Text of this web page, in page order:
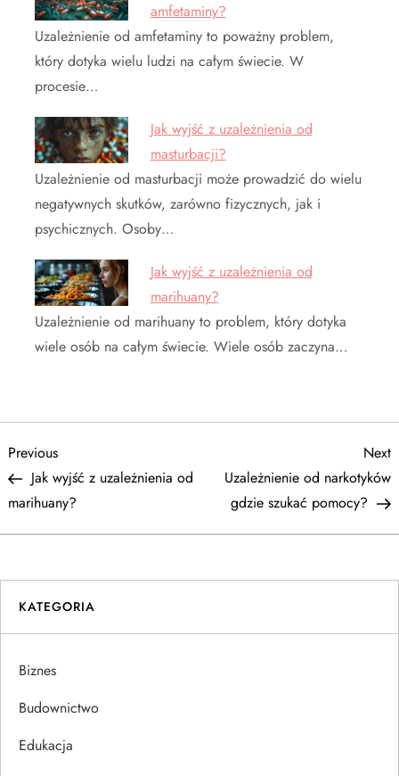
amfetaminy?
Uzależnienie od amfetaminy to poważny problem,
który dotyka wielu ludzi na całym świecie. W
procesie…
Jak wyjść z uzależnienia od
masturbacji?
Uzależnienie od masturbacji może prowadzić do wielu
negatywnych skutków, zarówno fizycznych, jak i
psychicznych. Osoby…
Jak wyjść z uzależnienia od
marihuany?
Uzależnienie od marihuany to problem, który dotyka
wiele osób na całym świecie. Wiele osób zaczyna…
N
a
w
i
g
a
c
Previous
Post
Previous
Jak wyjść z uzależnienia od
marihuany?
Next
Uzależnienie od narkotyków
gdzie szukać pomocy?
KATEGORIA
Biznes
Budownictwo
Edukacja